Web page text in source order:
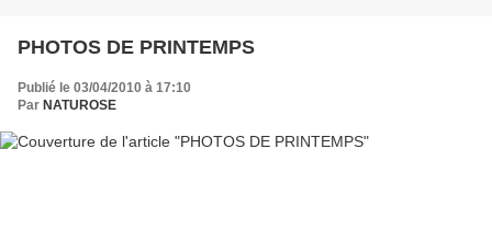
PHOTOS DE PRINTEMPS
Publié le 03/04/2010 à 17:10
Par NATUROSE